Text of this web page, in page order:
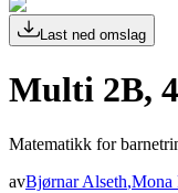
Last ned omslag
Multi 2B,
Matematikk for
avBjørnar Alseth,Mona